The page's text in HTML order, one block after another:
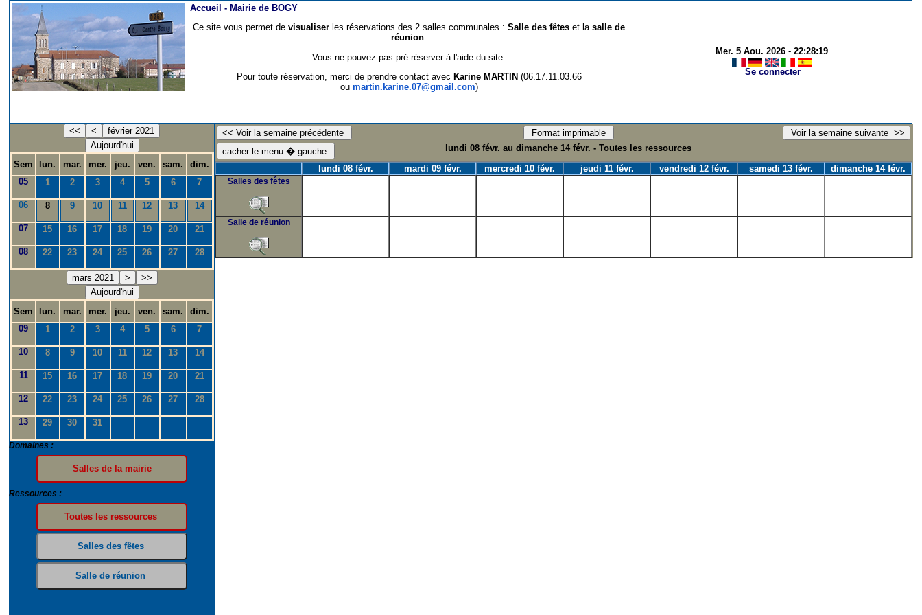
Accueil - Mairie de BOGY
Ce site vous permet devisualiser les réservations des 2 salles communales :Salle des fêtes et lasalle de
réunion.
Vous ne pouvez pas pré-réserver à l'aide du site.
Pour toute réservation, merci de prendre contact avec Karine MARTIN (06.17.11.03.66
ou martin.karine.07@gmail.com)
Mer. 5 Aou. 2026- 22:28:19
Se connecter
<< <
février 2021
Aujourd'hui
Sem
lun. mar. mer. jeu. ven. sam.
dim.
05
1 2 3 4 5 6 7
06 8 9 10 11 12 13 14
07 15 16 17 18 19 20 21
08 22 23 24 25 26 27 28
mars 2021 >
>>
Aujourd'hui
Sem
lun. mar. mer. jeu. ven. sam.
dim.
09
1 2 3 4 5 6 7
10 8 9 10 11 12 13 14
11 15 16 17 18 19 20 21
12 22 23 24 25 26 27 28
13 29 30 31
Domaines :
Ressources :
lundi 08 févr. au dimanche 14 févr. - Toutes les ressources
lundi 08 févr.
mardi 09 févr. mercredi 10 févr. jeudi 11 févr. vendredi 12 févr. samedi 13 févr. dimanche 14 févr.
Salles des fêtes
Salle de réunion